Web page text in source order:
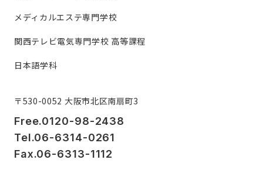
メディカルエステ専門学校
関西テレビ電気専門学校 高等課程
日本語学科
〒530-0052 大阪市北区南扇町3
Free.0120-98-2438
Tel.06-6314-0261
Fax.06-6313-1112